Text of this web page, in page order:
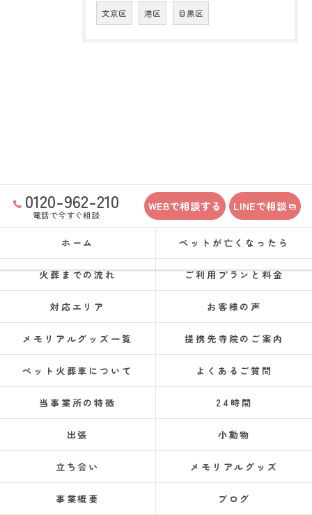
文京区 港区 目黒区
0120-962-210
電話で今すぐ相談
WEBで相談する LINEで相談
ホーム ペットが亡くなったら
火葬までの流れ ご利用プランと料金
対応エリア お客様の声
メモリアルグッズ一覧 提携先寺院のご案内
ペット火葬車について よくあるご質問
当事業所の特徴 24時間
出張 小動物
立ち会い メモリアルグッズ
事業概要 ブログ